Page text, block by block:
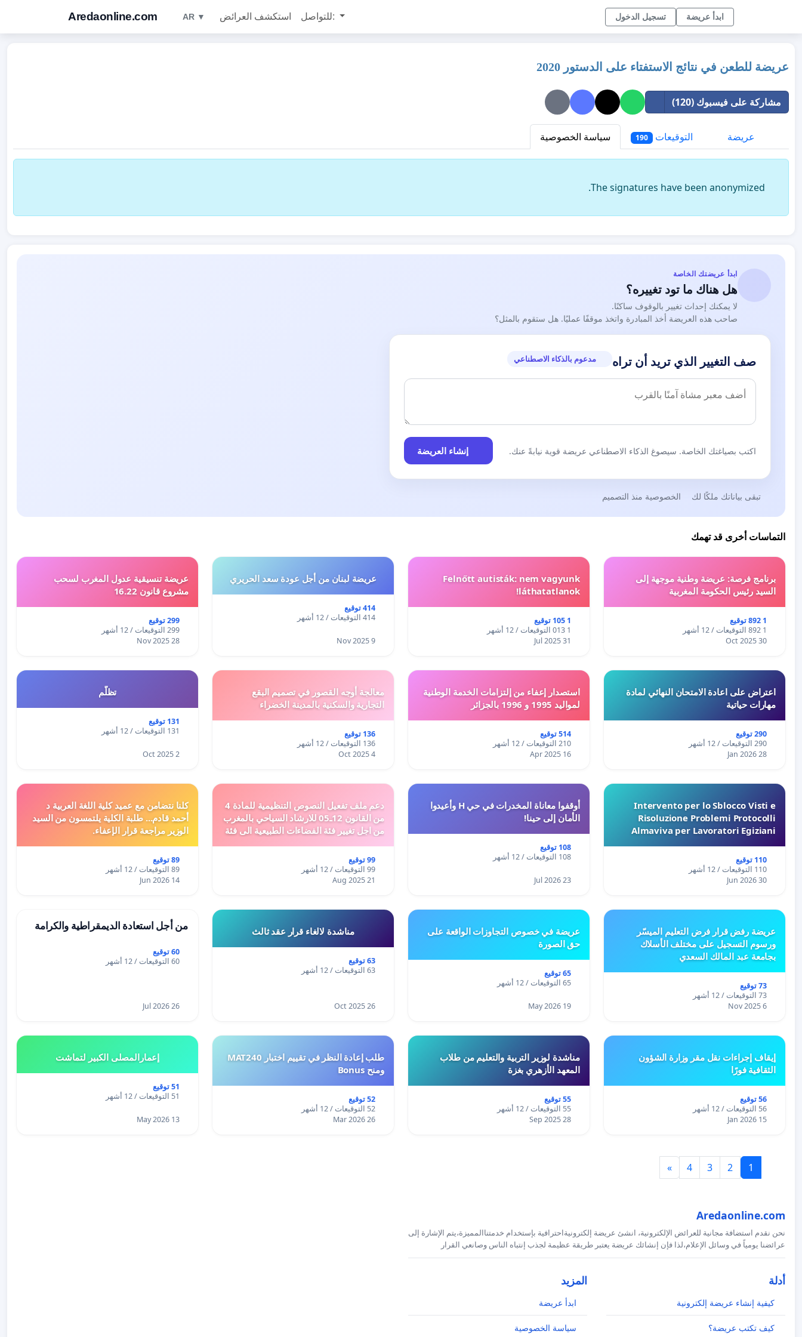
Aredaonline.com AR ▼ استكشف العرائض للتواصل: تسجيل الدخول ابدأ عريضة
عريضة للطعن في نتائج الاستفتاء على الدستور 2020
مشاركة على فيسبوك (120)
عريضة التوقيعات 190 سياسة الخصوصية
The signatures have been anonymized.
ابدأ عريضتك الخاصة
هل هناك ما تود تغييره؟
لا يمكنك إحداث تغيير بالوقوف ساكنًا.
صاحب هذه العريضة أخذ المبادرة واتخذ موقفًا عمليًا. هل ستقوم بالمثل؟
صف التغيير الذي تريد أن تراه مدعوم بالذكاء الاصطناعي
اكتب بصياغتك الخاصة. سيصوغ الذكاء الاصطناعي عريضة قوية نيابةً عنك. إنشاء العريضة
تبقى بياناتك ملكًا لك الخصوصية منذ التصميم
التماسات أخرى قد تهمك
برنامج فرصة: عريضة وطنية موجهة إلى
السيد رئيس الحكومة المغربية
1 892 توقيع
1 892 التوقيعات / 12 أشهر
30 Oct 2025
Felnőtt autisták: nem vagyunk
láthatatlanok!
1 105 توقيع
1 013 التوقيعات / 12 أشهر
31 Jul 2025
عريضة لبنان من أجل عودة سعد الحريري
414 توقيع
414 التوقيعات / 12 أشهر
9 Nov 2025
عريضة تنسيقية عدول المغرب لسحب
مشروع قانون 16.22
299 توقيع
299 التوقيعات / 12 أشهر
28 Nov 2025
اعتراض على اعادة الامتحان النهائي لمادة
مهارات حياتية
290 توقيع
290 التوقيعات / 12 أشهر
28 Jan 2026
استصدار إعفاء من إلتزامات الخدمة الوطنية
لمواليد 1995 و 1996 بالجزائر
514 توقيع
210 التوقيعات / 12 أشهر
16 Apr 2025
معالجة أوجه القصور في تصميم البقع
التجارية والسكنية بالمدينة الخضراء
136 توقيع
136 التوقيعات / 12 أشهر
4 Oct 2025
تظلّم
131 توقيع
131 التوقيعات / 12 أشهر
2 Oct 2025
Intervento per lo Sblocco Visti e
Risoluzione Problemi Protocolli
Almaviva per Lavoratori Egiziani
110 توقيع
110 التوقيعات / 12 أشهر
30 Jun 2026
أوقفوا معاناة المخدرات في حي H وأعيدوا
الأمان إلى حينا!
108 توقيع
108 التوقيعات / 12 أشهر
23 Jul 2026
دعم ملف تفعيل النصوص التنظيمية للمادة 4
من القانون 12ـ05 للارشاد السياحي بالمغرب
من اجل تغيير فئة الفضاءات الطبيعية الى فئة
99 توقيع
99 التوقيعات / 12 أشهر
21 Aug 2025
كلنا نتضامن مع عميد كلية اللغة العربية د
أحمد قادم... طلبة الكلية يلتمسون من السيد
الوزير مراجعة قرار الإعفاء.
89 توقيع
89 التوقيعات / 12 أشهر
14 Jun 2026
عريضة رفض قرار فرض التعليم الميسّر
ورسوم التسجيل على مختلف الأسلاك
بجامعة عبد المالك السعدي
73 توقيع
73 التوقيعات / 12 أشهر
6 Nov 2025
عريضة في خصوص التجاوزات الواقعة على
حق الصورة
65 توقيع
65 التوقيعات / 12 أشهر
19 May 2026
مناشدة لالغاء قرار عقد ثالث
63 توقيع
63 التوقيعات / 12 أشهر
26 Oct 2025
من أجل استعادة الديمقراطية والكرامة
60 توقيع
60 التوقيعات / 12 أشهر
26 Jul 2026
إيقاف إجراءات نقل مقر وزارة الشؤون
الثقافية فورًا
56 توقيع
56 التوقيعات / 12 أشهر
15 Jan 2026
مناشدة لوزير التربية والتعليم من طلاب
المعهد الأزهري بغزة
55 توقيع
55 التوقيعات / 12 أشهر
28 Sep 2025
طلب إعادة النظر في تقييم اختبار MAT240
ومنح Bonus
52 توقيع
52 التوقيعات / 12 أشهر
26 Mar 2026
إعمارالمصلى الكبير لتماشت
51 توقيع
51 التوقيعات / 12 أشهر
13 May 2026
1
2
3
4
»
Aredaonline.com
نحن نقدم استضافة مجانية للعرائض الإلكترونية، انشئ عريضة إلكترونيةاحترافية بإستخدام خدمتناالمميزة،يتم الإشارة إلى
عرائضنا يومياً في وسائل الإعلام،لذا فإن إنشائك عريضة يعتبر طريقة عظيمة لجذب إنتباه الناس وصانعي القرار
أدلة
كيفية إنشاء عريضة إلكترونية
كيف تكتب عريضة؟
المزيد
ابدأ عريضة
سياسة الخصوصية